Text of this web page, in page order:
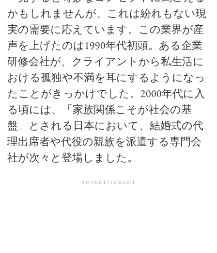
かもしれませんが、これは紛れもない現
実の需要に応えています。この業界が産
声を上げたのは1990年代初頭。ある企業
研修会社が、クライアントから私生活に
おける孤独や不満を耳にするようになっ
たことがきっかけでした。2000年代に入
る頃には、「家族関係こそが社会の基
盤」とされる日本において、結婚式の代
理出席者や代役の親族を派遣する専門会
社が次々と登場しました。